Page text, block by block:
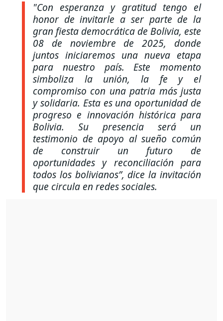
"Con esperanza y gratitud tengo el
honor de invitarle a ser parte de la
gran fiesta democrática de Bolivia, este
08 de noviembre de 2025, donde
juntos iniciaremos una nueva etapa
para nuestro país. Este momento
simboliza la unión, la fe y el
compromiso con una patria más justa
y solidaria. Esta es una oportunidad de
progreso e innovación histórica para
Bolivia. Su presencia será un
testimonio de apoyo al sueño común
de construir un futuro de
oportunidades y reconciliación para
todos los bolivianos”, dice la invitación
que circula en redes sociales.